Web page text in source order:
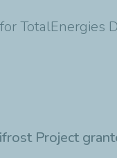
TotalEnergies
Project